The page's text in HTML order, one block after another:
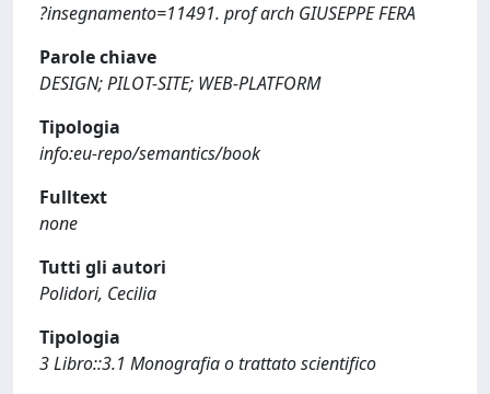
?insegnamento=11491. prof arch GIUSEPPE FERA
Parole chiave
DESIGN; PILOT-SITE; WEB-PLATFORM
Tipologia
info:eu-repo/semantics/book
Fulltext
none
Tutti gli autori
Polidori, Cecilia
Tipologia
3 Libro::3.1 Monografia o trattato scientifico